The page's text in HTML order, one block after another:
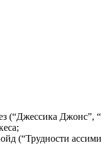
(“Джессика Джонс”,
(“Трудности